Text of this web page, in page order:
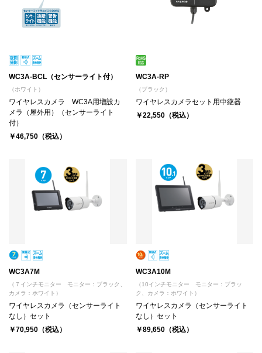
WC3A-BCL（センサーライト付）
（ホワイト）
ワイヤレスカメラ WC3A用増設カ
メラ（屋外用）（センサーライト
付）
￥46,750（税込）
WC3A-RP
（ブラック）
ワイヤレスカメラセット用中継器
￥22,550（税込）
WC3A7M
（７インチモニター モニター：ブラック、
カメラ：ホワイト）
ワイヤレスカメラ（センサーライト
なし）セット
￥70,950（税込）
WC3A10M
（10インチモニター モニター：ブラッ
ク、カメラ：ホワイト）
ワイヤレスカメラ（センサーライト
なし）セット
￥89,650（税込）